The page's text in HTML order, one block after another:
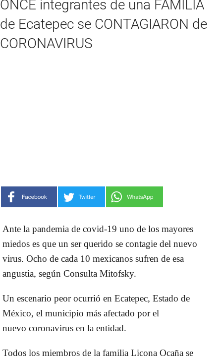
ONCE integrantes de una FAMILIA
de Ecatepec se CONTAGIARON de
CORONAVIRUS
Ante la pandemia de covid-19 uno de los mayores
miedos es que un ser querido se contagie del nuevo
virus. Ocho de cada 10 mexicanos sufren de esa
angustia, según Consulta Mitofsky.
Un escenario peor ocurrió en Ecatepec, Estado de
México, el municipio más afectado por el
nuevo coronavirus en la entidad.
Todos los miembros de la familia Licona Ocaña se